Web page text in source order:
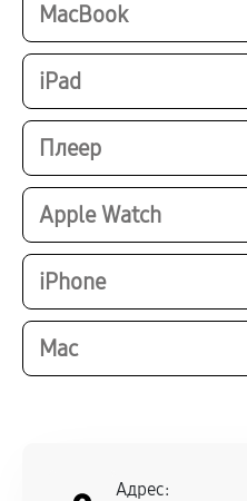
MacBook
iPad
Плеер
Apple Watch
iPhone
Mac
Адрес: